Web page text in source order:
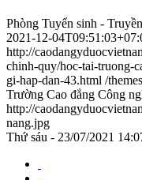
Phòng Tuyển sinh -
2021-12-
http://
chinh-quy/hoc-tai-truong-
gi-hap-dan-43.html /
Trường Cao đẳng Công
http://
nang.jpg
Thứ sáu - 23/07/2021